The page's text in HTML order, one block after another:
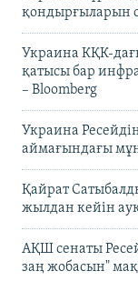
қондырғыларын
Украина КҚК-
қатысы бар
– Bloomberg
Украина
аймағындағы
Қайрат
жылдан кейін
АҚШ сенаты
заң жобасын"